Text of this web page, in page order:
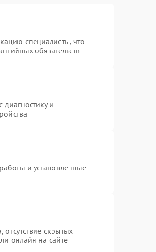
специалисты, что
обязательств
и
и установленные
скрытых
онлайн на сайте